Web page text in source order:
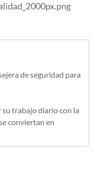
de seguridad para
su trabajo diario con la
conviertan en